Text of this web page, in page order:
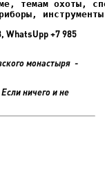
WhatsUpp +7 985
монастыря -
ничего и не